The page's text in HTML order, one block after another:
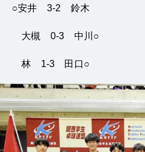
○安井 3-2 鈴木
大槻 0-3 中川○
林 1-3 田口○